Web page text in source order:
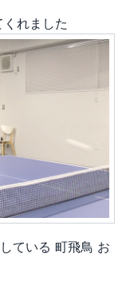
くれました
ている 町飛鳥 お